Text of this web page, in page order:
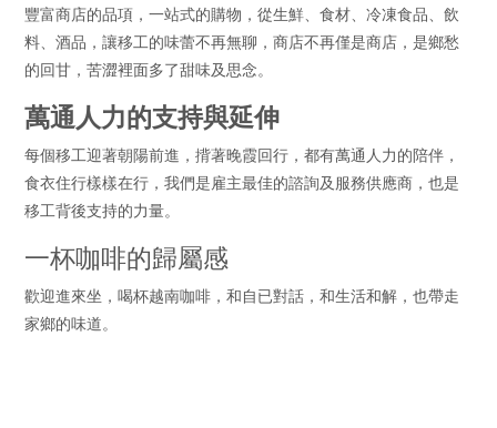
豐富商店的品項，一站式的購物，從生鮮、食材、冷凍食品、飲
料、酒品，讓移工的味蕾不再無聊，商店不再僅是商店，是鄉愁
的回甘，苦澀裡面多了甜味及思念。
萬通人力的支持與延伸
每個移工迎著朝陽前進，揹著晚霞回行，都有萬通人力的陪伴，
食衣住行樣樣在行，我們是雇主最佳的諮詢及服務供應商，也是
移工背後支持的力量。
一杯咖啡的歸屬感
歡迎進來坐，喝杯越南咖啡，和自已對話，和生活和解，也帶走
家鄉的味道。